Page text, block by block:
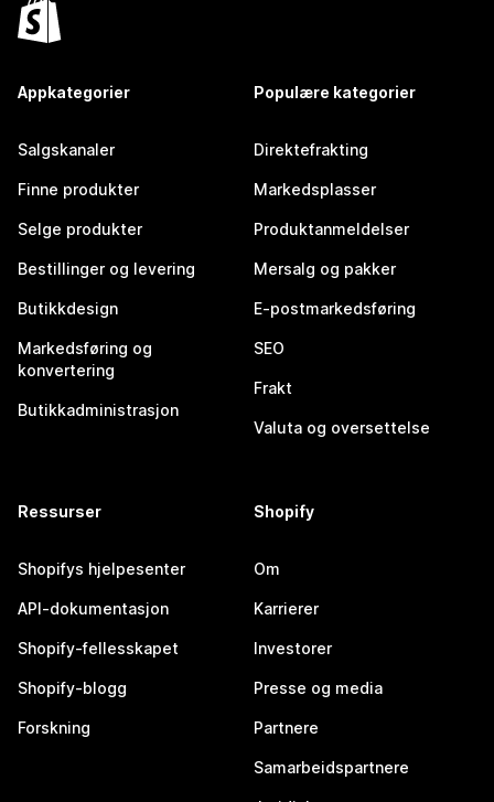
Appkategorier
Salgskanaler
Finne produkter
Selge produkter
Bestillinger og levering
Butikkdesign
Markedsføring og
konvertering
Butikkadministrasjon
Populære kategorier
Direktefrakting
Markedsplasser
Produktanmeldelser
Mersalg og pakker
E-postmarkedsføring
SEO
Frakt
Valuta og oversettelse
Ressurser
Shopifys hjelpesenter
API-dokumentasjon
Shopify-fellesskapet
Shopify-blogg
Forskning
Shopify
Om
Karrierer
Investorer
Presse og media
Partnere
Samarbeidspartnere